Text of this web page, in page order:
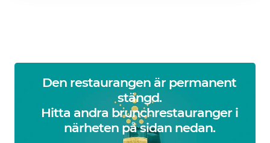
Den restaurangen är permanent
stängd.
Hitta andra brunchrestauranger i
närheten på sidan nedan.